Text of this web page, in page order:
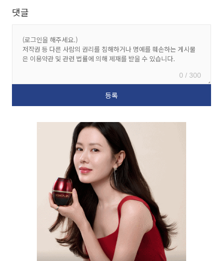
댓글
0 / 300